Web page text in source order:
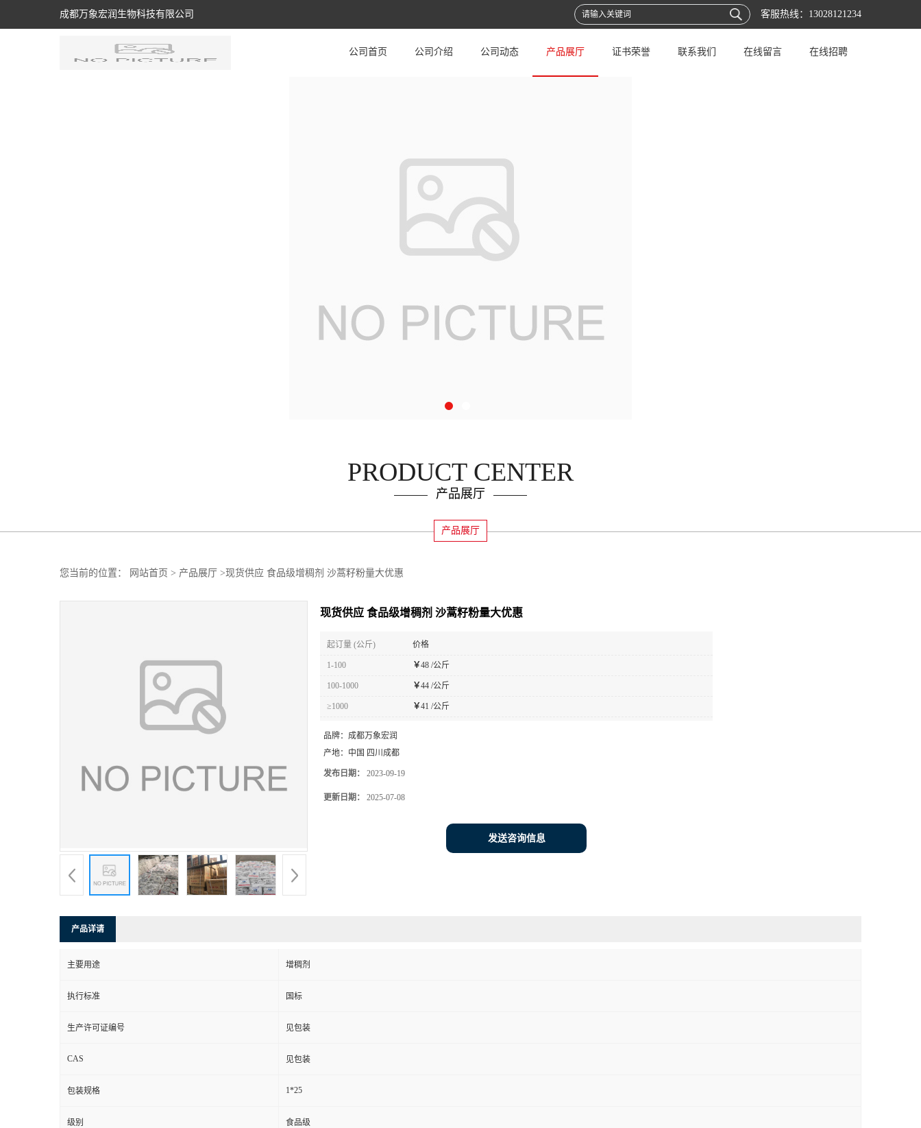
成都万象宏润生物科技有限公司 客服热线： 13028121234
公司首页 公司介绍 公司动态 产品展厅 证书荣誉 联系我们 在线留言 在线招聘
PRODUCT CENTER
产品展厅
产品展厅
您当前的位置： 网站首页 > 产品展厅 >现货供应 食品级增稠剂 沙蒿籽粉量大优惠
现货供应 食品级增稠剂 沙蒿籽粉量大优惠
起订量 (公斤) 价格
1-100 ￥48 /公斤
100-1000 ￥44 /公斤
≥1000 ￥41 /公斤
品牌： 成都万象宏润
产地： 中国 四川成都
发布日期： 2023-09-19
更新日期： 2025-07-08
发送咨询信息
产品详请
主要用途 增稠剂
执行标准 国标
生产许可证编号 见包装
CAS 见包装
包装规格 1*25
级别 食品级